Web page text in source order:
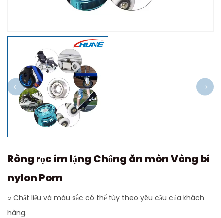
Ròng rọc im lặng Chống ăn mòn Vòng bi
nylon Pom
○ Chất liệu và màu sắc có thể tùy theo yêu cầu của khách
hàng.